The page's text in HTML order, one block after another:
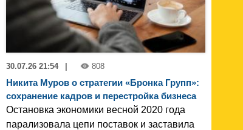
30.07.26 21:54 808
Никита Муров о стратегии «Бронка Групп»:
сохранение кадров и перестройка бизнеса
Остановка экономики весной 2020 года
парализовала цепи поставок и заставила